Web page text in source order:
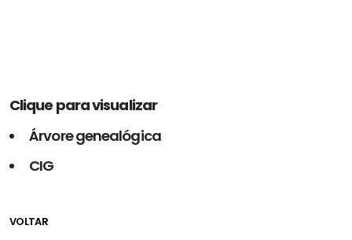
Clique para visualizar
Árvore genealógica
CIG
VOLTAR